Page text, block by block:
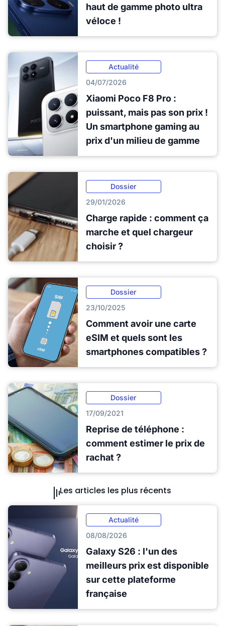
haut de gamme photo ultra
véloce !
Actualité
04/07/2026
Xiaomi Poco F8 Pro :
puissant, mais pas son prix !
Un smartphone gaming au
prix d'un milieu de gamme
Dossier
29/01/2026
Charge rapide : comment ça
marche et quel chargeur
choisir ?
Dossier
23/10/2025
Comment avoir une carte
eSIM et quels sont les
smartphones compatibles ?
Dossier
17/09/2021
Reprise de téléphone :
comment estimer le prix de
rachat ?
Les articles les plus récents
Actualité
08/08/2026
Galaxy S26 : l'un des
meilleurs prix est disponible
sur cette plateforme
française